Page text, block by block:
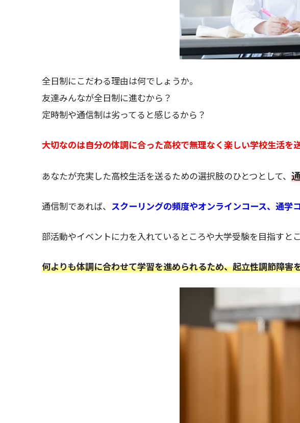
全日制にこだわる理由は何でしょうか。
友達みんなが全日制に進むから？
定時制や通信制は劣ってると感じるから？
大切なのは自分の体調に合った高校で無理なく楽しい学校生活を
あなたが充実した高校生活を送るための選択肢のひとつとして、
通信制であれば、 スクーリングの頻度やオンラインコース、通学
部活動やイベントに力を入れているところや大学受験を目指すと
何よりも体調に合わせて学習を進められるため、起立性調節障害